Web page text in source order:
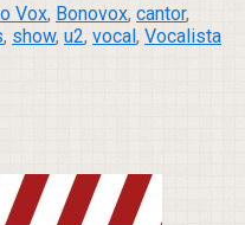
Vox, Bonovox, cantor,
, show, u2, vocal, Vocalista